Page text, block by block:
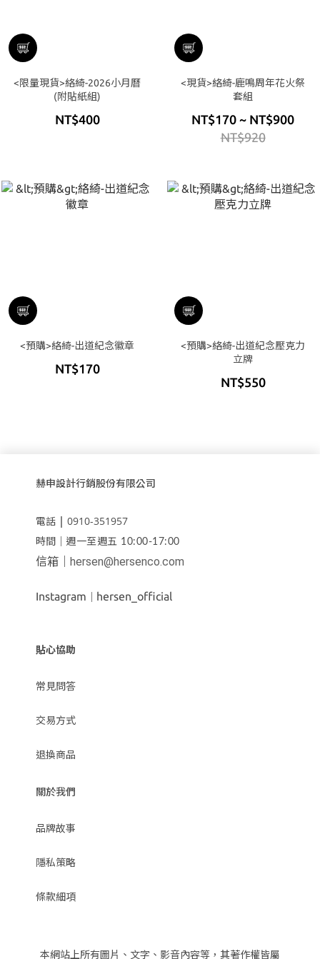
<限量現貨>絡綺-2026小月曆
(附貼紙組)
NT$400
<現貨>絡綺-鹿鳴周年花火祭
套組
NT$170 ~ NT$900
NT$920
<預購>絡綺-出道紀念徽章
NT$170
<預購>絡綺-出道紀念壓克力
立牌
NT$550
赫申設計行銷股份有限公司
電話 ｜ 0910-351957
時間｜ 週一至週五 10:00-17:00
信箱｜ hersen@hersenco.com
Instagram hersen_official
貼心協助
常見問答
交易方式
退換商品
關於我們
品牌故事
隱私策略
條款細項
本網站上所有圖片、文字、影音內容等，其著作權皆屬